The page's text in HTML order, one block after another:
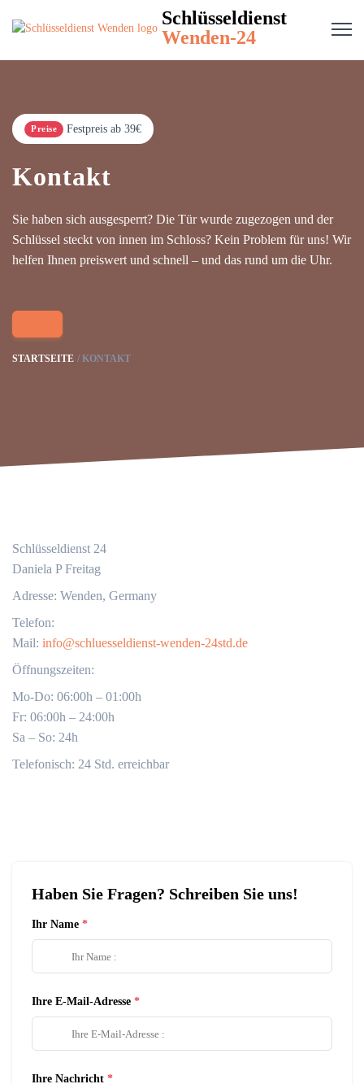
Schlüsseldienst
Wenden-24
Preise Festpreis ab 39€
Kontakt
Sie haben sich ausgesperrt? Die Tür wurde zugezogen und der
Schlüssel steckt von innen im Schloss? Kein Problem für uns! Wir
helfen Ihnen preiswert und schnell – und das rund um die Uhr.
STARTSEITE KONTAKT
Schlüsseldienst 24
Daniela P Freitag
Adresse: Wenden, Germany
Telefon:
Mail: info@schluesseldienst-wenden-24std.de
Öffnungszeiten:
Mo-Do: 06:00h – 01:00h
Fr: 06:00h – 24:00h
Sa – So: 24h
Telefonisch: 24 Std. erreichbar
Haben Sie Fragen? Schreiben Sie uns!
Ihr Name
Ihre E-Mail-Adresse
Ihre Nachricht